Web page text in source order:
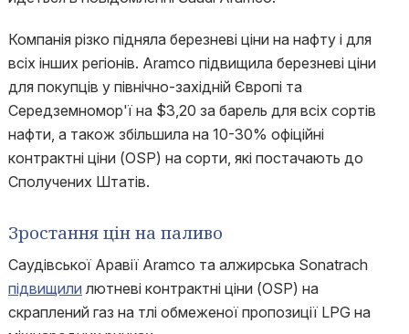
Компанія різко підняла березневі ціни на нафту і для
всіх інших регіонів. Aramco підвищила березневі ціни
для покупців у північно-західній Європі та
Середземномор'ї на $3,20 за барель для всіх сортів
нафти, а також збільшила на 10-30% офіційні
контрактні ціни (OSP) на сорти, які постачають до
Сполучених Штатів.
Зростання цін на паливо
Саудівської Аравії Aramco та алжирська Sonatrach
підвищили лютневі контрактні ціни (OSP) на
скраплений газ на тлі обмеженої пропозиції LPG на